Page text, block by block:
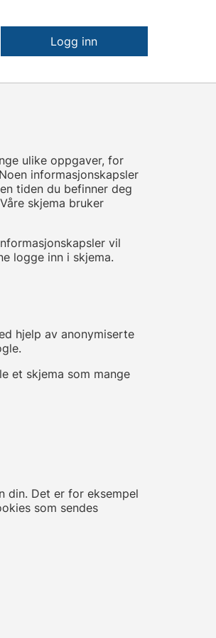
Logg inn
ulike oppgaver, for
informasjonskapsler
tiden du befinner deg
skjema bruker
vil
logge inn i skjema.
hjelp av anonymiserte
et skjema som mange
din. Det er for eksempel
som sendes